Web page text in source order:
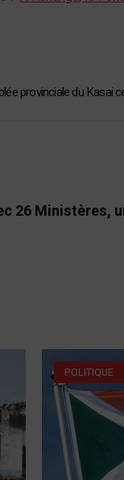
provinciale du Kasai
26 Ministères,
POLITIQUE